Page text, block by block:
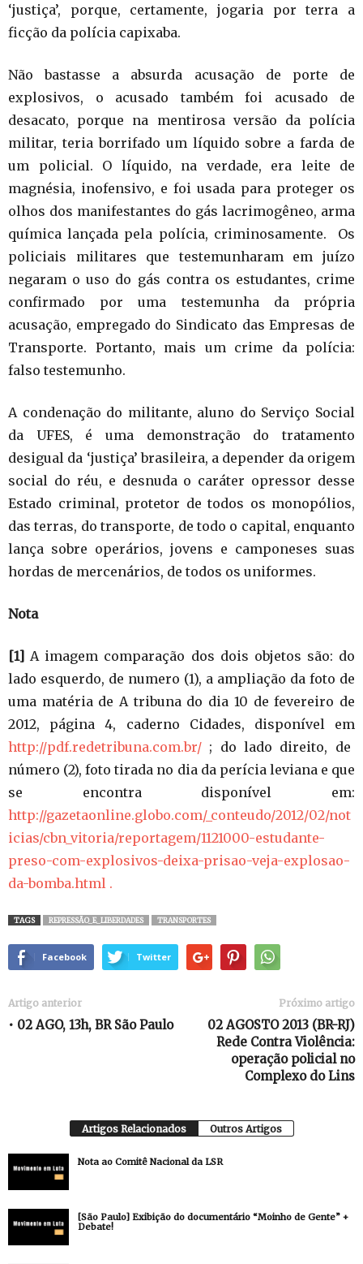
‘justiça’, porque, certamente, jogaria por terra a
ficção da polícia capixaba.
Não bastasse a absurda acusação de porte de
explosivos, o acusado também foi acusado de
desacato, porque na mentirosa versão da polícia
militar, teria borrifado um líquido sobre a farda de
um policial. O líquido, na verdade, era leite de
magnésia, inofensivo, e foi usada para proteger os
olhos dos manifestantes do gás lacrimogêneo, arma
química lançada pela polícia, criminosamente. Os
policiais militares que testemunharam em juízo
negaram o uso do gás contra os estudantes, crime
confirmado por uma testemunha da própria
acusação, empregado do Sindicato das Empresas de
Transporte. Portanto, mais um crime da polícia:
falso testemunho.
A condenação do militante, aluno do Serviço Social
da UFES, é uma demonstração do tratamento
desigual da ‘justiça’ brasileira, a depender da origem
social do réu, e desnuda o caráter opressor desse
Estado criminal, protetor de todos os monopólios,
das terras, do transporte, de todo o capital, enquanto
lança sobre operários, jovens e camponeses suas
hordas de mercenários, de todos os uniformes.
Nota
[1]A imagem comparação dos dois objetos são: do
lado esquerdo, de numero (1), a ampliação da foto de
uma matéria de A tribuna do dia 10 de fevereiro de
2012, página 4, caderno Cidades, disponível em
http://pdf.redetribuna.com.br/ ; do lado direito, de
número (2), foto tirada no dia da perícia leviana e que
se encontra disponível em:
http://gazetaonline.globo.com/_conteudo/2012/02/not
icias/cbn_vitoria/reportagem/1121000-estudante-
preso-com-explosivos-deixa-prisao-veja-explosao-
da-bomba.html .
TAGS REPRESSÃO_E_LIBERDADES TRANSPORTES
Facebook Twitter
Artigo anterior
• 02 AGO, 13h, BR São Paulo
Próximo artigo
02 AGOSTO 2013 (BR-RJ)
Rede Contra Violência:
operação policial no
Complexo do Lins
Artigos Relacionados Outros Artigos
Nota ao Comitê Nacional da LSR
[São Paulo] Exibição do documentário “Moinho de Gente” +
Debate!